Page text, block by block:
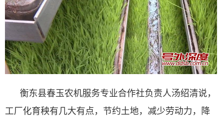
衡东县春玉农机服务专业合作社负责人汤绍清说，
工厂化育秧有几大有点，节约土地，减少劳动力，降